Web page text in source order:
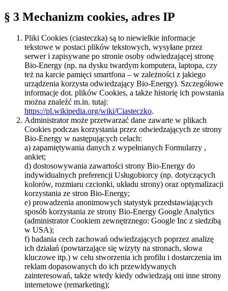
§ 3 Mechanizm cookies, adres IP
Pliki Cookies (ciasteczka) są to niewielkie informacje
tekstowe w postaci plików tekstowych, wysyłane przez
serwer i zapisywane po stronie osoby odwiedzającej stronę
Bio-Energy (np. na dysku twardym komputera, laptopa, czy
też na karcie pamięci smartfona – w zależności z jakiego
urządzenia korzysta odwiedzający Bio-Energy). Szczegółowe
informacje dot. plików Cookies, a także historię ich powstania
można znaleźć m.in. tutaj:
https://pl.wikipedia.org/wiki/Ciasteczko.
Administrator może przetwarzać dane zawarte w plikach
Cookies podczas korzystania przez odwiedzających ze strony
Bio-Energy w następujących celach:
a) zapamiętywania danych z wypełnianych Formularzy ,
ankiet;
d) dostosowywania zawartości strony Bio-Energy do
indywidualnych preferencji Usługobiorcy (np. dotyczących
kolorów, rozmiaru czcionki, układu strony) oraz optymalizacji
korzystania ze stron Bio-Energy;
e) prowadzenia anonimowych statystyk przedstawiających
sposób korzystania ze strony Bio-Energy Google Analytics
(administrator Cookiem zewnętrznego: Google Inc z siedzibą
w USA);
f) badania cech zachowań odwiedzających poprzez analizę
ich działań (powtarzające się wizyty na stronach, słowa
kluczowe itp.) w celu stworzenia ich profilu i dostarczenia im
reklam dopasowanych do ich przewidywanych
zainteresowań, także wtedy kiedy odwiedzają oni inne strony
internetowe (remarketing);